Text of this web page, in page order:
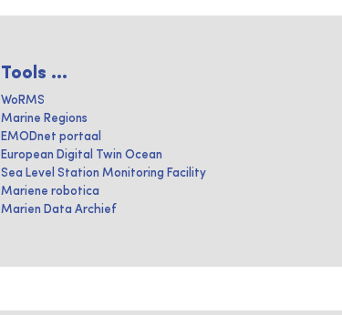
Tools ...
WoRMS
Marine Regions
EMODnet portaal
European Digital Twin Ocean
Sea Level Station Monitoring Facility
Mariene robotica
Marien Data Archief